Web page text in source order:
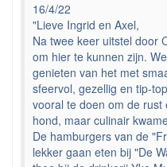
16/4/22
"Lieve Ingrid en Axel,
Na twee keer uitstel door
om hier te kunnen zijn.
genieten van het met
sfeervol, gezellig en tip-
vooral te doen om de
hond, maar culinair
De hamburgers van de
lekker gaan eten bij "De